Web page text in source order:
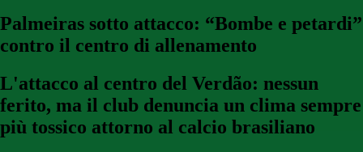
Palmeiras sotto attacco: “Bombe e petardi”
contro il centro di allenamento
L'attacco al centro del Verdão: nessun
ferito, ma il club denuncia un clima sempre
più tossico attorno al calcio brasiliano